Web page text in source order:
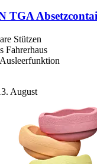
TGA
Stützen
Fahrerhaus
August